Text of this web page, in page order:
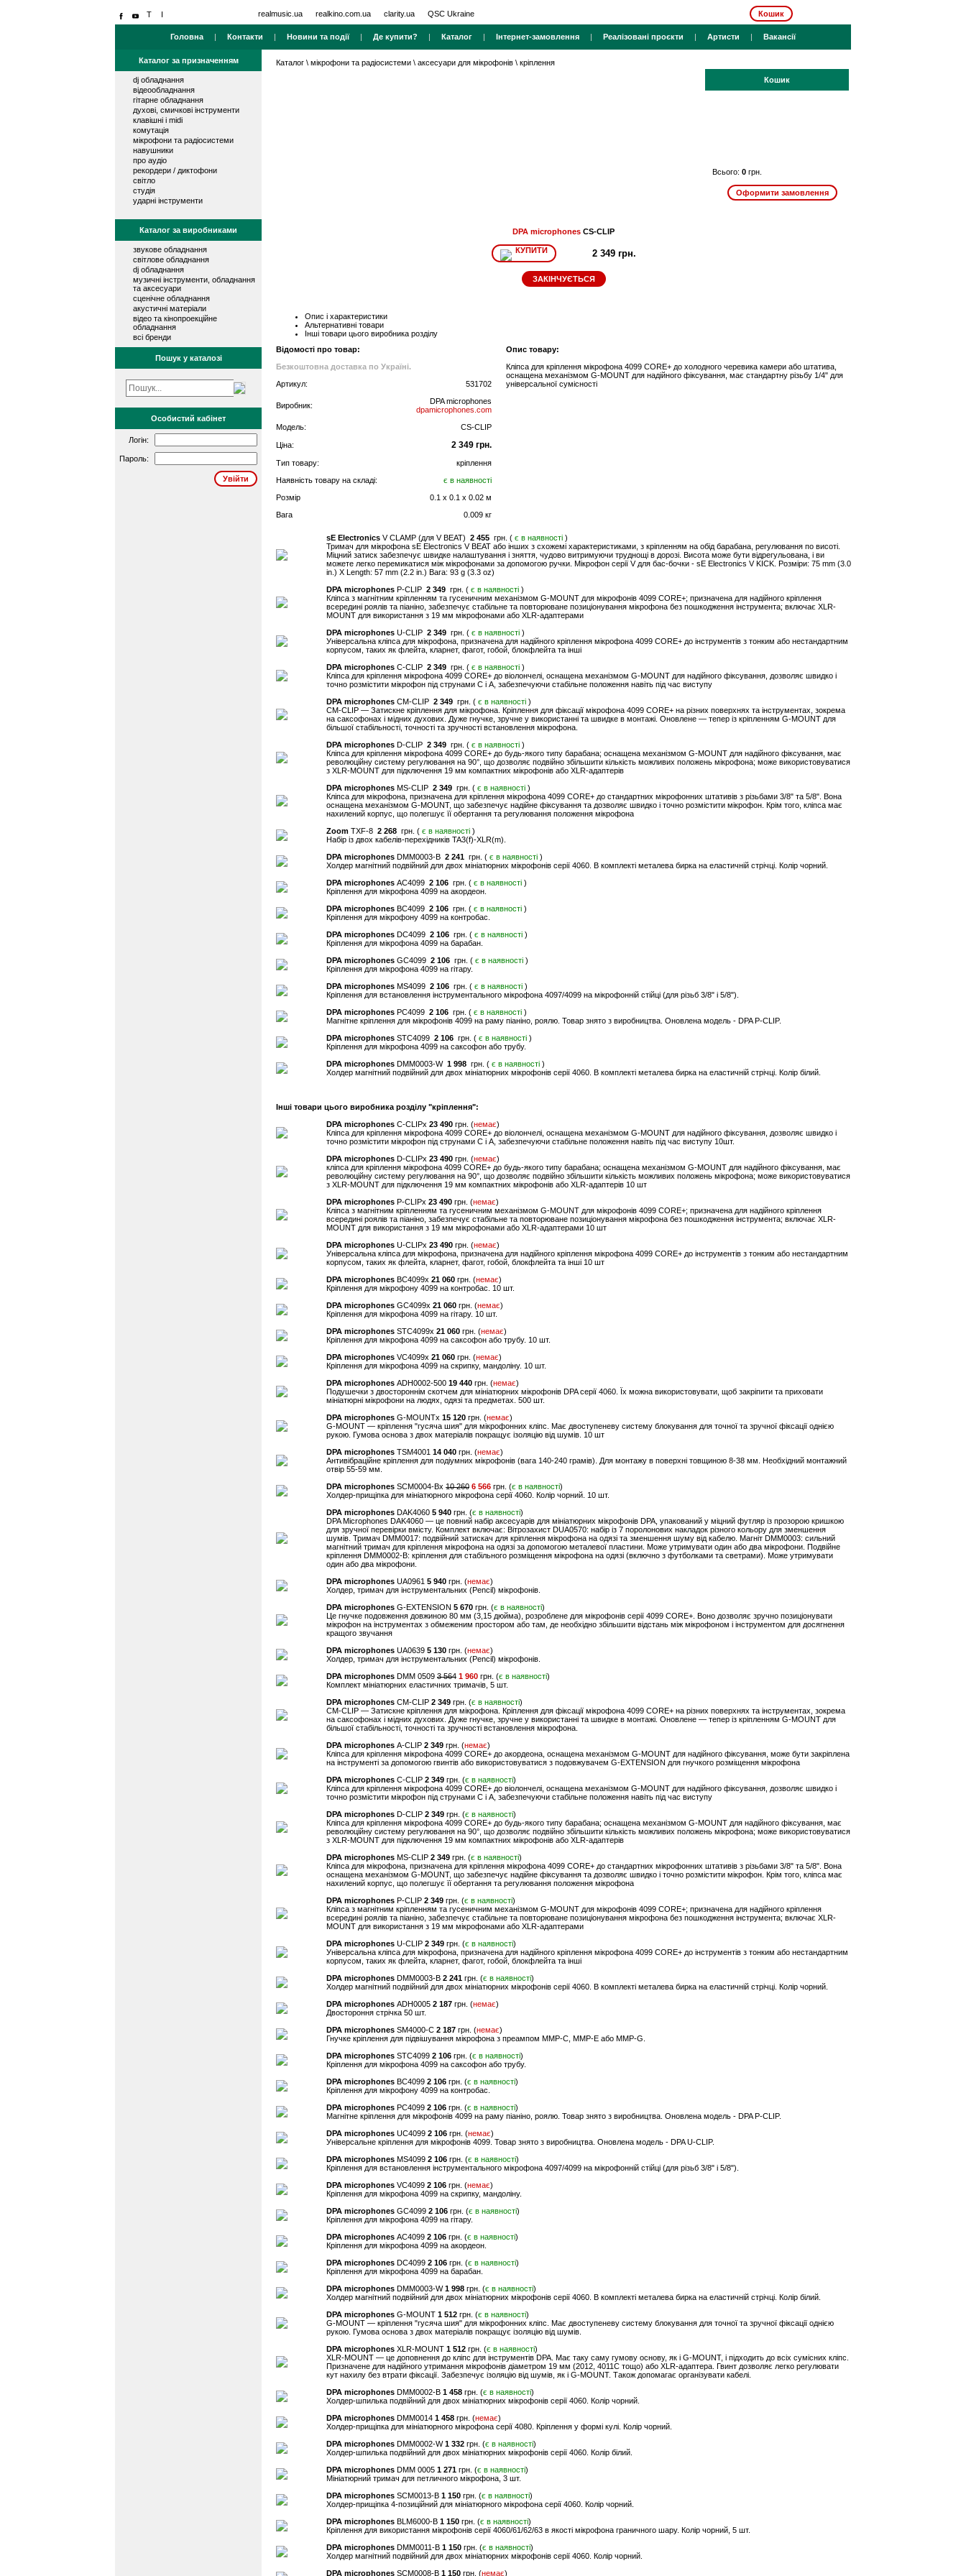
realmusic.ua realkino.com.ua clarity.ua QSC Ukraine Кошик
Головна | Контакти | Новини та події| Де купити? | Каталог | Інтернет-замовлення | Реалізовані проєкти | Артисти | Вакансії
Каталог за призначенням
dj обладнання
відеообладнання
гітарне обладнання
духові, смичкові інструменти
клавішні і midi
комутація
мікрофони та радіосистеми
навушники
про аудіо
рекордери / диктофони
світло
студія
ударні інструменти
Каталог за виробниками
звукове обладнання
світлове обладнання
dj обладнання
музичні інструменти, обладнання
та аксесуари
сценічне обладнання
акустичні матеріали
відео та кінопроекційне
обладнання
всі бренди
Пошук у каталозі
Особистий кабінет
Логін:
Пароль:
Каталог \ мікрофони та радіосистеми \ аксесуари для мікрофонів \ кріплення
Кошик
Всього: 0 грн.
DPA microphones CS-CLIP
КУПИТИ 2 349 грн.
ЗАКІНЧУЄТЬСЯ
Опис і характеристики
Альтернативні товари
Інші товари цього виробника розділу
Відомості про товар:
Безкоштовна доставка по Україні.
Артикул:
531702
Виробник:
DPA microphones
dpamicrophones.com
Модель:
CS-CLIP
Ціна: 2 349 грн.
Тип товару:
кріплення
Наявність товару на складі:
є в наявності
Розмір
0.1 x 0.1 x 0.02 м
Вага
0.009 кг
Опис товару:
Кліпса для кріплення мікрофона 4099 CORE+ до холодного черевика камери або штатива,
оснащена механізмом G-MOUNT для надійного фіксування, має стандартну різьбу 1/4" для
універсальної сумісності
sE Electronics V CLAMP (для V BEAT) 2 455 грн. ( є в наявності )
Тримач для мікрофона sE Electronics V BEAT або інших з схожемі характеристиками, з кріпленням на обід барабана, регулювання по висоті.
Міцний затиск забезпечує швидке налаштування і зняття, чудово витримуючи труднощі в дорозі. Висота може бути відрегульована, і ви
можете легко перемикатися між мікрофонами за допомогою ручки. Мікрофон серії V для бас-бочки - sE Electronics V KICK. Розміри: 75 mm (3.0
in.) X Length: 57 mm (2.2 in.) Вага: 93 g (3.3 oz)
DPA microphones P-CLIP 2 349 грн. ( є в наявності )
Кліпса з магнітним кріпленням та гусеничним механізмом G-MOUNT для мікрофонів 4099 CORE+; призначена для надійного кріплення
всередині роялів та піаніно, забезпечує стабільне та повторюване позиціонування мікрофона без пошкодження інструмента; включає XLR-
MOUNT для використання з 19 мм мікрофонами або XLR-адаптерами
DPA microphones U-CLIP 2 349 грн. ( є в наявності )
Універсальна кліпса для мікрофона, призначена для надійного кріплення мікрофона 4099 CORE+ до інструментів з тонким або нестандартним
корпусом, таких як флейта, кларнет, фагот, гобой, блокфлейта та інші
DPA microphones C-CLIP 2 349 грн. ( є в наявності )
Кліпса для кріплення мікрофона 4099 CORE+ до віолончелі, оснащена механізмом G-MOUNT для надійного фіксування, дозволяє швидко і
точно розмістити мікрофон під струнами C і A, забезпечуючи стабільне положення навіть під час виступу
DPA microphones CM-CLIP 2 349 грн. ( є в наявності )
CM-CLIP — Затискне кріплення для мікрофона. Кріплення для фіксації мікрофона 4099 CORE+ на різних поверхнях та інструментах, зокрема
на саксофонах і мідних духових. Дуже гнучке, зручне у використанні та швидке в монтажі. Оновлене — тепер із кріпленням G-MOUNT для
більшої стабільності, точності та зручності встановлення мікрофона.
DPA microphones D-CLIP 2 349 грн. ( є в наявності )
Кліпса для кріплення мікрофона 4099 CORE+ до будь-якого типу барабана; оснащена механізмом G-MOUNT для надійного фіксування, має
революційну систему регулювання на 90°, що дозволяє подвійно збільшити кількість можливих положень мікрофона; може використовуватися
з XLR-MOUNT для підключення 19 мм компактних мікрофонів або XLR-адаптерів
DPA microphones MS-CLIP 2 349 грн. ( є в наявності )
Кліпса для мікрофона, призначена для кріплення мікрофона 4099 CORE+ до стандартних мікрофонних штативів з різьбами 3/8" та 5/8". Вона
оснащена механізмом G-MOUNT, що забезпечує надійне фіксування та дозволяє швидко і точно розмістити мікрофон. Крім того, кліпса має
нахилений корпус, що полегшує її обертання та регулювання положення мікрофона
Zoom TXF-8 2 268 грн. ( є в наявності )
Набір із двох кабелів-перехідників TA3(f)-XLR(m).
DPA microphones DMM0003-B 2 241 грн. ( є в наявності )
Холдер магнітний подвійний для двох мініатюрних мікрофонів серії 4060. В комплекті металева бирка на еластичній стрічці. Колір чорний.
DPA microphones AC4099 2 106 грн. ( є в наявності )
Кріплення для мікрофона 4099 на акордеон.
DPA microphones BC4099 2 106 грн. ( є в наявності )
Кріплення для мікрофону 4099 на контробас.
DPA microphones DC4099 2 106 грн. ( є в наявності )
Кріплення для мікрофона 4099 на барабан.
DPA microphones GC4099 2 106 грн. ( є в наявності )
Кріплення для мікрофона 4099 на гітару.
DPA microphones MS4099 2 106 грн. ( є в наявності )
Кріплення для встановлення інструментального мікрофона 4097/4099 на мікрофонній стійці (для різьб 3/8" і 5/8").
DPA microphones PC4099 2 106 грн. ( є в наявності )
Магнітне кріплення для мікрофонів 4099 на раму піаніно, роялю. Товар знято з виробництва. Оновлена модель - DPA P-CLIP.
DPA microphones STC4099 2 106 грн. ( є в наявності )
Кріплення для мікрофона 4099 на саксофон або трубу.
DPA microphones DMM0003-W 1 998 грн. ( є в наявності )
Холдер магнітний подвійний для двох мініатюрних мікрофонів серії 4060. В комплекті металева бирка на еластичній стрічці. Колір білий.
Інші товари цього виробника розділу "кріплення":
DPA microphones C-CLIPx 23 490 грн. (немає)
Кліпса для кріплення мікрофона 4099 CORE+ до віолончелі, оснащена механізмом G-MOUNT для надійного фіксування, дозволяє швидко і
точно розмістити мікрофон під струнами C і A, забезпечуючи стабільне положення навіть під час виступу 10шт.
DPA microphones D-CLIPx 23 490 грн. (немає)
кліпса для кріплення мікрофона 4099 CORE+ до будь-якого типу барабана; оснащена механізмом G-MOUNT для надійного фіксування, має
революційну систему регулювання на 90°, що дозволяє подвійно збільшити кількість можливих положень мікрофона; може використовуватися
з XLR-MOUNT для підключення 19 мм компактних мікрофонів або XLR-адаптерів 10 шт
DPA microphones P-CLIPx 23 490 грн. (немає)
Кліпса з магнітним кріпленням та гусеничним механізмом G-MOUNT для мікрофонів 4099 CORE+; призначена для надійного кріплення
всередині роялів та піаніно, забезпечує стабільне та повторюване позиціонування мікрофона без пошкодження інструмента; включає XLR-
MOUNT для використання з 19 мм мікрофонами або XLR-адаптерами 10 шт
DPA microphones U-CLIPx 23 490 грн. (немає)
Універсальна кліпса для мікрофона, призначена для надійного кріплення мікрофона 4099 CORE+ до інструментів з тонким або нестандартним
корпусом, таких як флейта, кларнет, фагот, гобой, блокфлейта та інші 10 шт
DPA microphones BC4099x 21 060 грн. (немає)
Кріплення для мікрофону 4099 на контробас. 10 шт.
DPA microphones GC4099x 21 060 грн. (немає)
Кріплення для мікрофона 4099 на гітару. 10 шт.
DPA microphones STC4099x 21 060 грн. (немає)
Кріплення для мікрофона 4099 на саксофон або трубу. 10 шт.
DPA microphones VC4099x 21 060 грн. (немає)
Кріплення для мікрофона 4099 на скрипку, мандоліну. 10 шт.
DPA microphones ADH0002-500 19 440 грн. (немає)
Подушечки з двостороннім скотчем для мініатюрних мікрофонів DPA серії 4060. Їх можна використовувати, щоб закріпити та приховати
мініатюрні мікрофони на людях, одязі та предметах. 500 шт.
DPA microphones G-MOUNTx 15 120 грн. (немає)
G-MOUNT — кріплення "гусяча шия" для мікрофонних кліпс. Має двоступеневу систему блокування для точної та зручної фіксації однією
рукою. Гумова основа з двох матеріалів покращує ізоляцію від шумів. 10 шт
DPA microphones TSM4001 14 040 грн. (немає)
Антивібраційне кріплення для подіумних мікрофонів (вага 140-240 грамів). Для монтажу в поверхні товщиною 8-38 мм. Необхідний монтажний
отвір 55-59 мм.
DPA microphones SCM0004-Bx 10 260 6 566 грн. (є в наявності)
Холдер-прищіпка для мініатюрного мікрофона серії 4060. Колір чорний. 10 шт.
DPA microphones DAK4060 5 940 грн. (є в наявності)
DPA Microphones DAK4060 — це повний набір аксесуарів для мініатюрних мікрофонів DPA, упакований у міцний футляр із прозорою кришкою
для зручної перевірки вмісту. Комплект включає: Вітрозахист DUA0570: набір із 7 поролонових накладок різного кольору для зменшення
шумів. Тримач DMM0017: подвійний затискач для кріплення мікрофона на одязі та зменшення шуму від кабелю. Магніт DMM0003: сильний
магнітний тримач для кріплення мікрофона на одязі за допомогою металевої пластини. Може утримувати один або два мікрофони. Подвійне
кріплення DMM0002-B: кріплення для стабільного розміщення мікрофона на одязі (включно з футболками та светрами). Може утримувати
один або два мікрофони.
DPA microphones UA0961 5 940 грн. (немає)
Холдер, тримач для інструментальних (Pencil) мікрофонів.
DPA microphones G-EXTENSION 5 670 грн. (є в наявності)
Це гнучке подовження довжиною 80 мм (3,15 дюйма), розроблене для мікрофонів серії 4099 CORE+. Воно дозволяє зручно позиціонувати
мікрофон на інструментах з обмеженим простором або там, де необхідно збільшити відстань між мікрофоном і інструментом для досягнення
кращого звучання
DPA microphones UA0639 5 130 грн. (немає)
Холдер, тримач для інструментальних (Pencil) мікрофонів.
DPA microphones DMM 0509 3 564 1 960 грн. (є в наявності)
Комплект мініатюрних еластичних тримачів, 5 шт.
DPA microphones CM-CLIP 2 349 грн. (є в наявності)
CM-CLIP — Затискне кріплення для мікрофона. Кріплення для фіксації мікрофона 4099 CORE+ на різних поверхнях та інструментах, зокрема
на саксофонах і мідних духових. Дуже гнучке, зручне у використанні та швидке в монтажі. Оновлене — тепер із кріпленням G-MOUNT для
більшої стабільності, точності та зручності встановлення мікрофона.
DPA microphones A-CLIP 2 349 грн. (немає)
Кліпса для кріплення мікрофона 4099 CORE+ до акордеона, оснащена механізмом G-MOUNT для надійного фіксування, може бути закріплена
на інструменті за допомогою гвинтів або використовуватися з подовжувачем G-EXTENSION для гнучкого розміщення мікрофона
DPA microphones C-CLIP 2 349 грн. (є в наявності)
Кліпса для кріплення мікрофона 4099 CORE+ до віолончелі, оснащена механізмом G-MOUNT для надійного фіксування, дозволяє швидко і
точно розмістити мікрофон під струнами C і A, забезпечуючи стабільне положення навіть під час виступу
DPA microphones D-CLIP 2 349 грн. (є в наявності)
Кліпса для кріплення мікрофона 4099 CORE+ до будь-якого типу барабана; оснащена механізмом G-MOUNT для надійного фіксування, має
революційну систему регулювання на 90°, що дозволяє подвійно збільшити кількість можливих положень мікрофона; може використовуватися
з XLR-MOUNT для підключення 19 мм компактних мікрофонів або XLR-адаптерів
DPA microphones MS-CLIP 2 349 грн. (є в наявності)
Кліпса для мікрофона, призначена для кріплення мікрофона 4099 CORE+ до стандартних мікрофонних штативів з різьбами 3/8" та 5/8". Вона
оснащена механізмом G-MOUNT, що забезпечує надійне фіксування та дозволяє швидко і точно розмістити мікрофон. Крім того, кліпса має
нахилений корпус, що полегшує її обертання та регулювання положення мікрофона
DPA microphones P-CLIP 2 349 грн. (є в наявності)
Кліпса з магнітним кріпленням та гусеничним механізмом G-MOUNT для мікрофонів 4099 CORE+; призначена для надійного кріплення
всередині роялів та піаніно, забезпечує стабільне та повторюване позиціонування мікрофона без пошкодження інструмента; включає XLR-
MOUNT для використання з 19 мм мікрофонами або XLR-адаптерами
DPA microphones U-CLIP 2 349 грн. (є в наявності)
Універсальна кліпса для мікрофона, призначена для надійного кріплення мікрофона 4099 CORE+ до інструментів з тонким або нестандартним
корпусом, таких як флейта, кларнет, фагот, гобой, блокфлейта та інші
DPA microphones DMM0003-B 2 241 грн. (є в наявності)
Холдер магнітний подвійний для двох мініатюрних мікрофонів серії 4060. В комплекті металева бирка на еластичній стрічці. Колір чорний.
DPA microphones ADH0005 2 187 грн. (немає)
Двостороння стрічка 50 шт.
DPA microphones SM4000-C 2 187 грн. (немає)
Гнучке кріплення для підвішування мікрофона з преампом MMP-C, MMP-E або MMP-G.
DPA microphones STC4099 2 106 грн. (є в наявності)
Кріплення для мікрофона 4099 на саксофон або трубу.
DPA microphones BC4099 2 106 грн. (є в наявності)
Кріплення для мікрофону 4099 на контробас.
DPA microphones PC4099 2 106 грн. (є в наявності)
Магнітне кріплення для мікрофонів 4099 на раму піаніно, роялю. Товар знято з виробництва. Оновлена модель - DPA P-CLIP.
DPA microphones UC4099 2 106 грн. (немає)
Універсальне кріплення для мікрофонів 4099. Товар знято з виробництва. Оновлена модель - DPA U-CLIP.
DPA microphones MS4099 2 106 грн. (є в наявності)
Кріплення для встановлення інструментального мікрофона 4097/4099 на мікрофонній стійці (для різьб 3/8" і 5/8").
DPA microphones VC4099 2 106 грн. (немає)
Кріплення для мікрофона 4099 на скрипку, мандоліну.
DPA microphones GC4099 2 106 грн. (є в наявності)
Кріплення для мікрофона 4099 на гітару.
DPA microphones AC4099 2 106 грн. (є в наявності)
Кріплення для мікрофона 4099 на акордеон.
DPA microphones DC4099 2 106 грн. (є в наявності)
Кріплення для мікрофона 4099 на барабан.
DPA microphones DMM0003-W1 998 грн. (є в наявності)
Холдер магнітний подвійний для двох мініатюрних мікрофонів серії 4060. В комплекті металева бирка на еластичній стрічці. Колір білий.
DPA microphones G-MOUNT 1 512 грн. (є в наявності)
G-MOUNT — кріплення "гусяча шия" для мікрофонних кліпс. Має двоступеневу систему блокування для точної та зручної фіксації однією
рукою. Гумова основа з двох матеріалів покращує ізоляцію від шумів.
DPA microphones XLR-MOUNT 1 512 грн. (є в наявності)
XLR-MOUNT — це доповнення до кліпс для інструментів DPA. Має таку саму гумову основу, як і G-MOUNT, і підходить до всіх сумісних кліпс.
Призначене для надійного утримання мікрофонів діаметром 19 мм (2012, 4011C тощо) або XLR-адаптера. Гвинт дозволяє легко регулювати
кут нахилу без втрати фіксації. Забезпечує ізоляцію від шумів, як і G-MOUNT. Також допомагає організувати кабелі.
DPA microphones DMM0002-B 1 458 грн. (є в наявності)
Холдер-шпилька подвійний для двох мініатюрних мікрофонів серії 4060. Колір чорний.
DPA microphones DMM0014 1 458 грн. (немає)
Холдер-прищіпка для мініатюрного мікрофона серії 4080. Кріплення у формі кулі. Колір чорний.
DPA microphones DMM0002-W1 332 грн. (є в наявності)
Холдер-шпилька подвійний для двох мініатюрних мікрофонів серії 4060. Колір білий.
DPA microphones DMM 0005 1 271 грн. (є в наявності)
Мініатюрний тримач для петличного мікрофона, 3 шт.
DPA microphones SCM0013-B 1 150 грн. (є в наявності)
Холдер-прищіпка 4-позиційний для мініатюрного мікрофона серії 4060. Колір чорний.
DPA microphones BLM6000-B 1 150 грн. (є в наявності)
Кріплення для використання мікрофонів серії 4060/61/62/63 в якості мікрофона граничного шару. Колір чорний, 5 шт.
DPA microphones DMM0011-B 1 150 грн. (є в наявності)
Холдер магнітний подвійний для двох мініатюрних мікрофонів серії 4060. Колір чорний.
DPA microphones SCM0008-B 1 150 грн. (немає)